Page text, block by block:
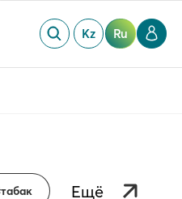
Ru
Kz
табак